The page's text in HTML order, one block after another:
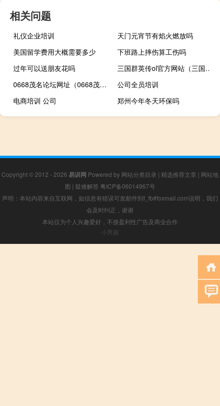
相关问题
礼仪企业培训
天门元宵节有焰火燃放吗
美国留学费用大概需要多少
下班路上摔伤算工伤吗
过年可以送朋友花吗
三国群英传ol官方网站（三国群英传ol私服网）
0668茂名论坛网址（0668茂名论坛）
公司全员培训
电商培训 公司
郑州今年冬天环保吗
Copyright © 2012 - 2026 易训网 Powered by 网站分类目录 | 精选推荐文章 | 网站地
图 | 疑难解答 粤ICP备06014967号
声明：本站内容来自互联网，如信息有错误可发邮件到f_fb#foxmail.com说明，我们
会及时纠正，谢谢
本站仅为个人兴趣爱好，不接盈利性广告及商业合作
小男孩